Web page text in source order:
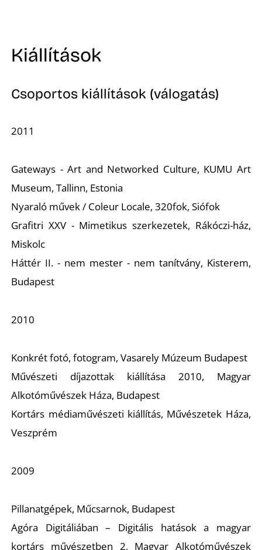
Kiállítások
Csoportos kiállítások (válogatás)
2011
Gateways - Art and Networked Culture, KUMU Art
Museum, Tallinn, Estonia
Nyaraló művek / Coleur Locale, 320fok, Siófok
Grafitri XXV - Mimetikus szerkezetek, Rákóczi-ház,
Miskolc
Háttér II. - nem mester - nem tanítvány, Kisterem,
Budapest
2010
Konkrét fotó, fotogram, Vasarely Múzeum Budapest
Művészeti díjazottak kiállítása 2010, Magyar
Alkotóművészek Háza, Budapest
Kortárs médiaművészeti kiállítás, Művészetek Háza,
Veszprém
2009
Pillanatgépek, Műcsarnok, Budapest
Agóra Digitáliában – Digitális hatások a magyar
kortárs művészetben 2, Magyar Alkotóművészek